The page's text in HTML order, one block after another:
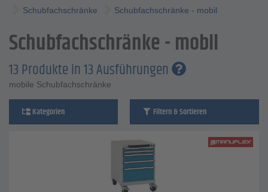
Schubfachschränke
Schubfachschränke - mobil
Schubfachschränke - mobil
13 Produkte in 13 Ausführungen
mobile Schubfachschränke
Kategorien Filtern & Sortieren